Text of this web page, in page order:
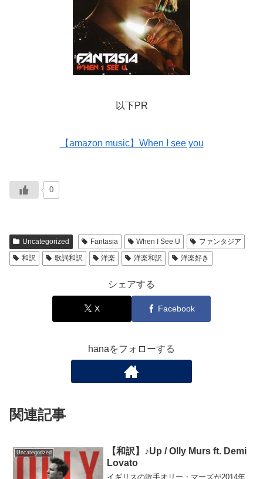
以下PR
【amazon music】When I see you
0
Uncategorized Fantasia When I See U
ファンタジア
和訳
歌詞和訳 洋楽 洋楽和訳 洋楽好き
シェアする
X Facebook
hanaをフォローする
関連記事
Uncategorized
【和訳】♪Up / Olly Murs ft. Demi
Lovato
イギリスの歌手オリー・マーズが2014年